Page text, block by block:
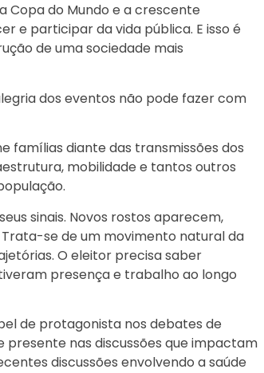
Copa do Mundo e a crescente
e participar da vida pública. E isso é
de uma sociedade mais
dos eventos não pode fazer com
famílias diante das transmissões dos
mobilidade e tantos outros
sinais. Novos rostos aparecem,
se de um movimento natural da
O eleitor precisa saber
presença e trabalho ao longo
de protagonista nos debates de
presente nas discussões que impactam
discussões envolvendo a saúde